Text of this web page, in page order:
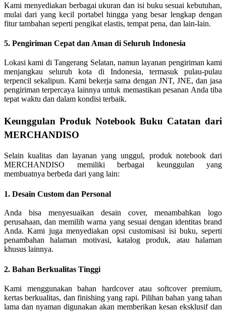
Kami menyediakan berbagai ukuran dan isi buku sesuai kebutuhan,
mulai dari yang kecil portabel hingga yang besar lengkap dengan
fitur tambahan seperti pengikat elastis, tempat pena, dan lain-lain.
5. Pengiriman Cepat dan Aman di Seluruh Indonesia
Lokasi kami di Tangerang Selatan, namun layanan pengiriman kami
menjangkau seluruh kota di Indonesia, termasuk pulau-pulau
terpencil sekalipun. Kami bekerja sama dengan JNT, JNE, dan jasa
pengiriman terpercaya lainnya untuk memastikan pesanan Anda tiba
tepat waktu dan dalam kondisi terbaik.
Keunggulan Produk Notebook Buku Catatan dari
MERCHANDISO
Selain kualitas dan layanan yang unggul, produk notebook dari
MERCHANDISO memiliki berbagai keunggulan yang
membuatnya berbeda dari yang lain:
1. Desain Custom dan Personal
Anda bisa menyesuaikan desain cover, menambahkan logo
perusahaan, dan memilih warna yang sesuai dengan identitas brand
Anda. Kami juga menyediakan opsi customisasi isi buku, seperti
penambahan halaman motivasi, katalog produk, atau halaman
khusus lainnya.
2. Bahan Berkualitas Tinggi
Kami menggunakan bahan hardcover atau softcover premium,
kertas berkualitas, dan finishing yang rapi. Pilihan bahan yang tahan
lama dan nyaman digunakan akan memberikan kesan eksklusif dan